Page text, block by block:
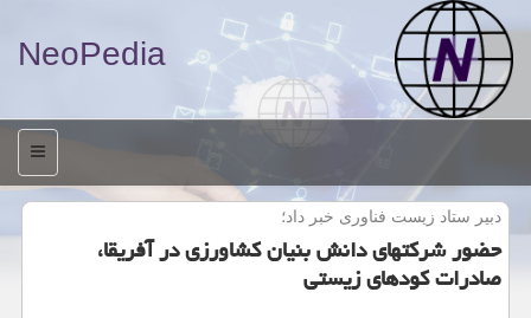
NeoPedia
منو
دبیر ستاد زیست فناوری خبر داد؛
حضور شركتهای دانش بنیان كشاورزی در آفریقا،
صادرات كودهای زیستی